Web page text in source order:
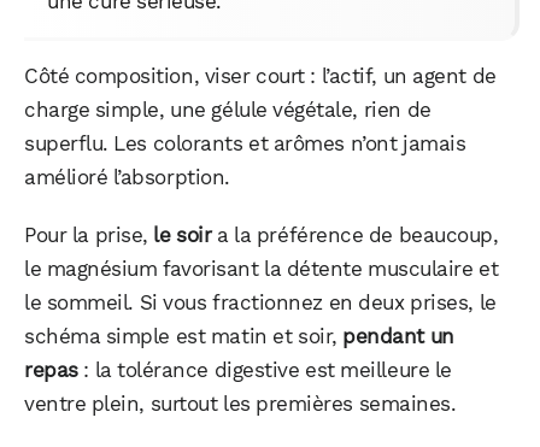
Côté composition, viser court : l’actif, un agent de
charge simple, une gélule végétale, rien de
superflu. Les colorants et arômes n’ont jamais
amélioré l’absorption.
Pour la prise, le soira la préférence de beaucoup,
le magnésium favorisant la détente musculaire et
le sommeil. Si vous fractionnez en deux prises, le
schéma simple est matin et soir, pendant un
repas: la tolérance digestive est meilleure le
ventre plein, surtout les premières semaines.